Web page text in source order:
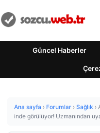
Güncel Haberler
Ana sayfa › Forumlar › Sağlık ›
inde görülüyor! Uzmanından